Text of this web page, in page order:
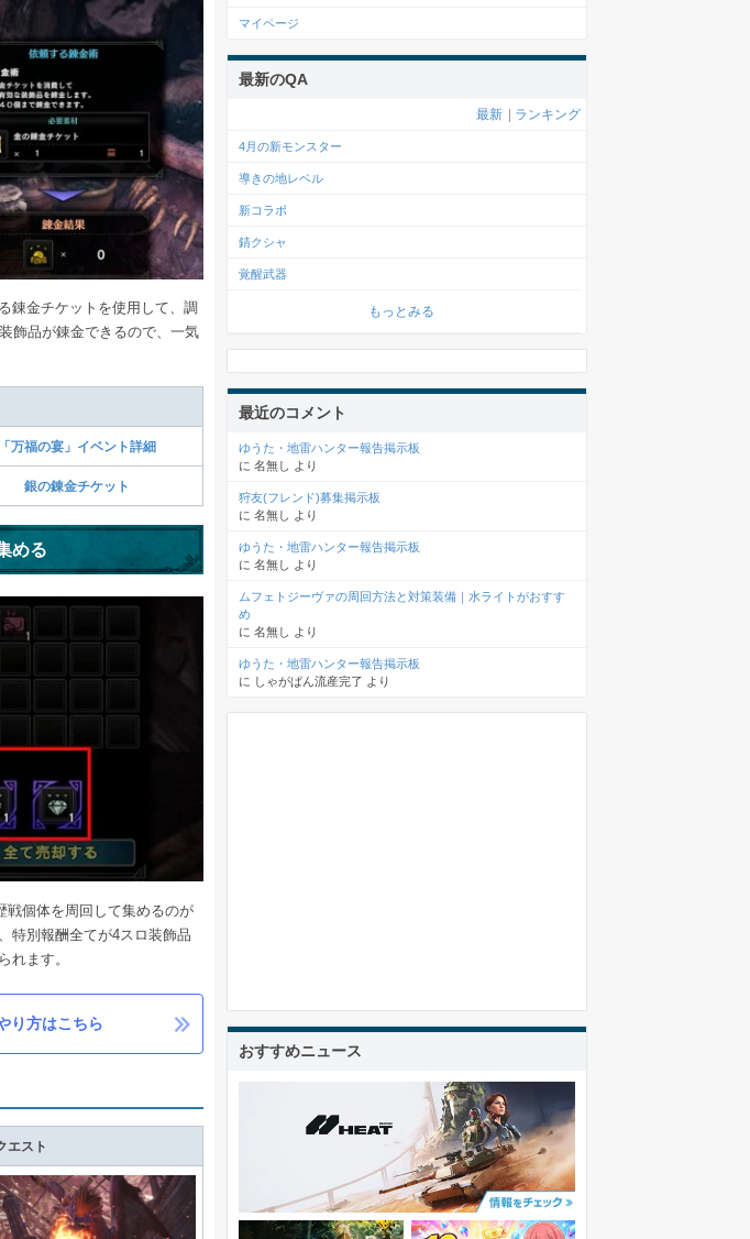
錬金チケットを使用して、調
飾品が錬金できるので、一気
「万福の宴」イベント詳細
銀の錬金チケット
める
戦個体を周回して集めるのが
特別報酬全てが4スロ装飾品
れます。
り方はこちら
エスト
マイページ
最新のQA
最新 ランキング
4月の新モンスター
導きの地レベル
新コラボ
錆クシャ
覚醒武器
もっとみる
最近のコメント
ゆうた・地雷ハンター報告掲示板
に 名無し より
狩友(フレンド)募集掲示板
に 名無し より
ゆうた・地雷ハンター報告掲示板
に 名無し より
ムフェトジーヴァの周回方法と対策装備｜水ライトがおすす
め
に 名無し より
ゆうた・地雷ハンター報告掲示板
に しゃがぱん流産完了 より
おすすめニュース